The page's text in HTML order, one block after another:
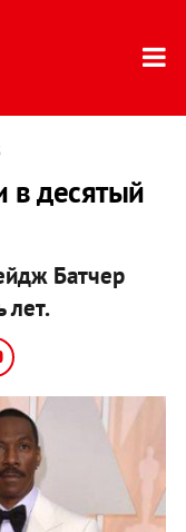
в десятый
Батчер
лет.